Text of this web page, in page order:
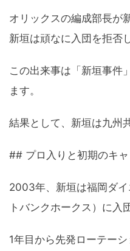
オリックスの編成部長が
新垣は頑なに入団を拒否
この出来事は「新垣事件
ます。
結果として、新垣は九州
## プロ入りと初期のキ
2003年、新垣は福岡ダ
トバンクホークス）に入
1年目から先発ローテー